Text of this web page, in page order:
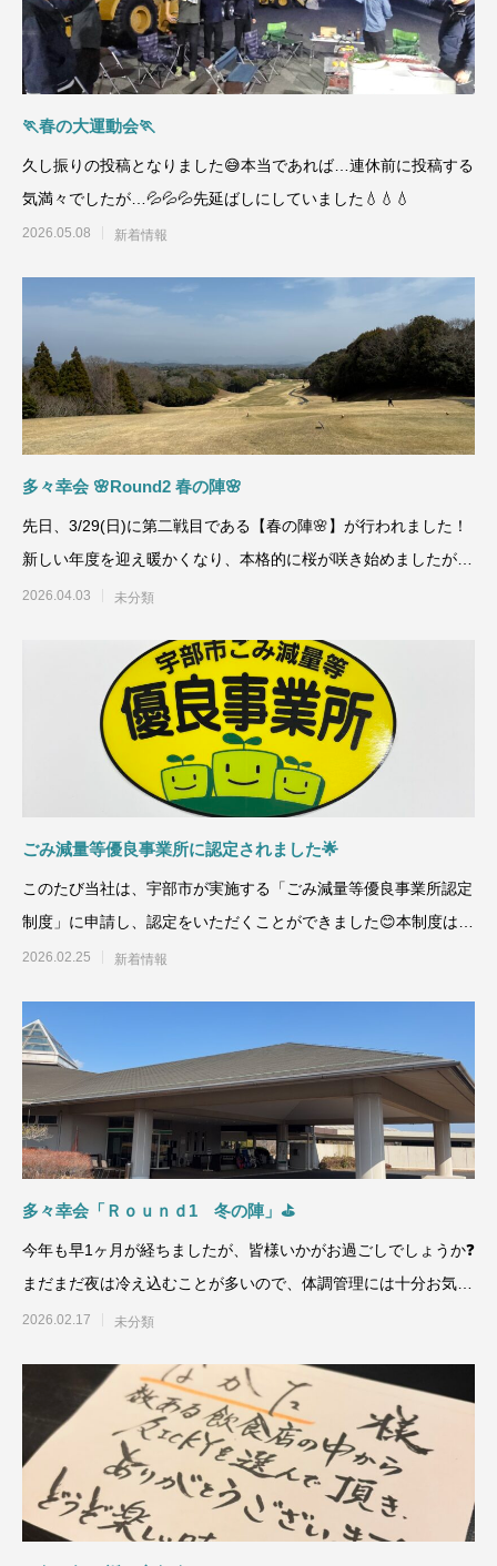
🏃春の大運動会🏃
久し振りの投稿となりました😅本当であれば…連休前に投稿する
気満々でしたが…💦💦💦先延ばしにしていました💧💧💧
2026.05.08 新着情報
多々幸会 🌸Round2 春の陣🌸
先日、3/29(日)に第二戦目である【春の陣🌸】が行われました！
新しい年度を迎え暖かくなり、本格的に桜が咲き始めましたが皆
様いかがお過ご
2026.04.03 未分類
ごみ減量等優良事業所に認定されました🌟
このたび当社は、宇部市が実施する「ごみ減量等優良事業所認定
制度」に申請し、認定をいただくことができました😊本制度は、
ごみの発生抑
2026.02.25 新着情報
多々幸会「Ｒｏｕｎｄ1 冬の陣」⛳
今年も早1ヶ月が経ちましたが、皆様いかがお過ごしでしょうか❓
まだまだ夜は冷え込むことが多いので、体調管理には十分お気を
つけください😷
2026.02.17 未分類